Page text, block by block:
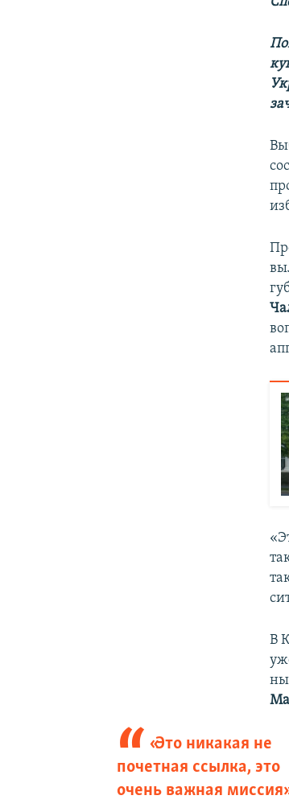
В
«Это никакая не
почетная ссылка, это
очень важная миссия»